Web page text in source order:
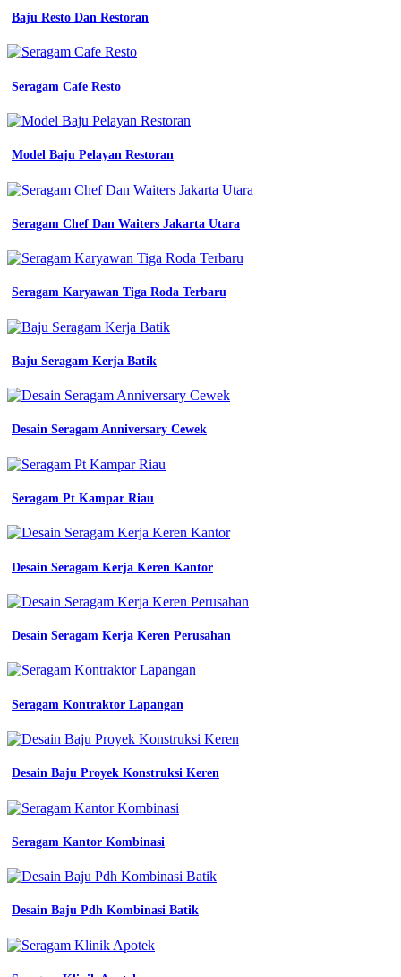
jual
outdoor
Seragam
Dokter
Berhijab
lengan
panjang
unisex
model
wtac
seragam
kantor
jual
wearpack
3xl
atasan
baju
tangan
panjang
baju
kerja
jual
engineering
engineering
Logo
Walisongo
Semarang
pdl
engineering
kemeja
pdl
engineer
glisten
red
kerja
reflektor
Baju Resto Dan Restoran
Seragam Cafe Resto
Model Baju Pelayan Restoran
Seragam Chef Dan Waiters Jakarta Utara
Seragam Karyawan Tiga Roda Terbaru
Baju Seragam Kerja Batik
Desain Seragam Anniversary Cewek
Seragam Pt Kampar Riau
Desain Seragam Kerja Keren Kantor
Desain Seragam Kerja Keren Perusahan
Seragam Kontraktor Lapangan
Desain Baju Proyek Konstruksi Keren
Seragam Kantor Kombinasi
Desain Baju Pdh Kombinasi Batik